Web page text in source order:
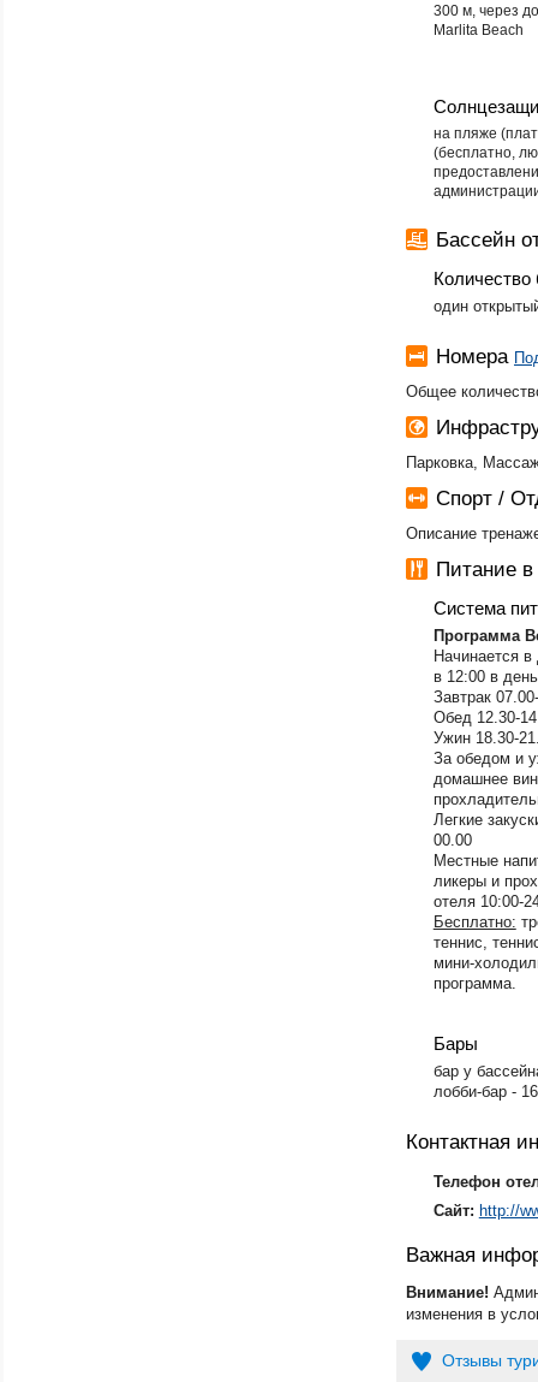
300 м, через
Marlita Beach
на пляже
(бесплатно,
Бассейн
Количество
один
Номера
Общее
Парковка,
Спорт /
Описание
Питание в
Система
Программа
Начинается в
в 12:00 в
Завтрак
Обед 12.30-
Ужин 18.30-
За обедом и
домашнее
Легкие
00.00
Местные
ликеры и
отеля 10:00-
Бесплатно:
теннис,
мини-
программа.
Бары
​бар у
лобби-бар -
Контактная
Телефон
Сайт: http://
Важная
Внимание!
изменения в
Отзывы